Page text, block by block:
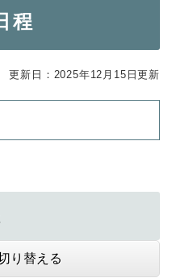
程
更新日：2025年12月15日更新
り替える